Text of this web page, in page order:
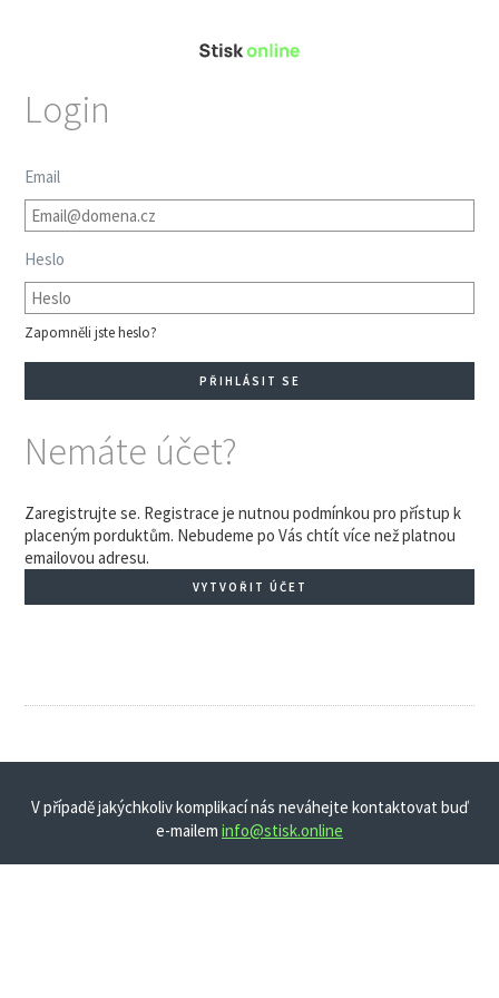
Login
Email
Heslo
Zapomněli jste heslo?
Nemáte účet?
Zaregistrujte se. Registrace je nutnou podmínkou pro přístup k
placeným porduktům. Nebudeme po Vás chtít více než platnou
emailovou adresu.
VYTVOŘIT ÚČET
V případě jakýchkoliv komplikací nás neváhejte kontaktovat buď
e-mailem info@stisk.online